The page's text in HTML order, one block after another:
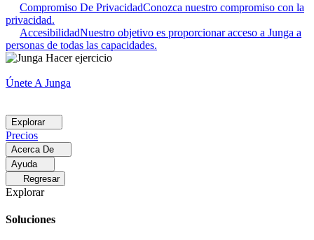
Compromiso De PrivacidadConozca nuestro compromiso con la
privacidad.
AccesibilidadNuestro objetivo es proporcionar acceso a Junga a
personas de todas las capacidades.
Únete A Junga
Explorar
Precios
Acerca De
Ayuda
Regresar
Explorar
Soluciones